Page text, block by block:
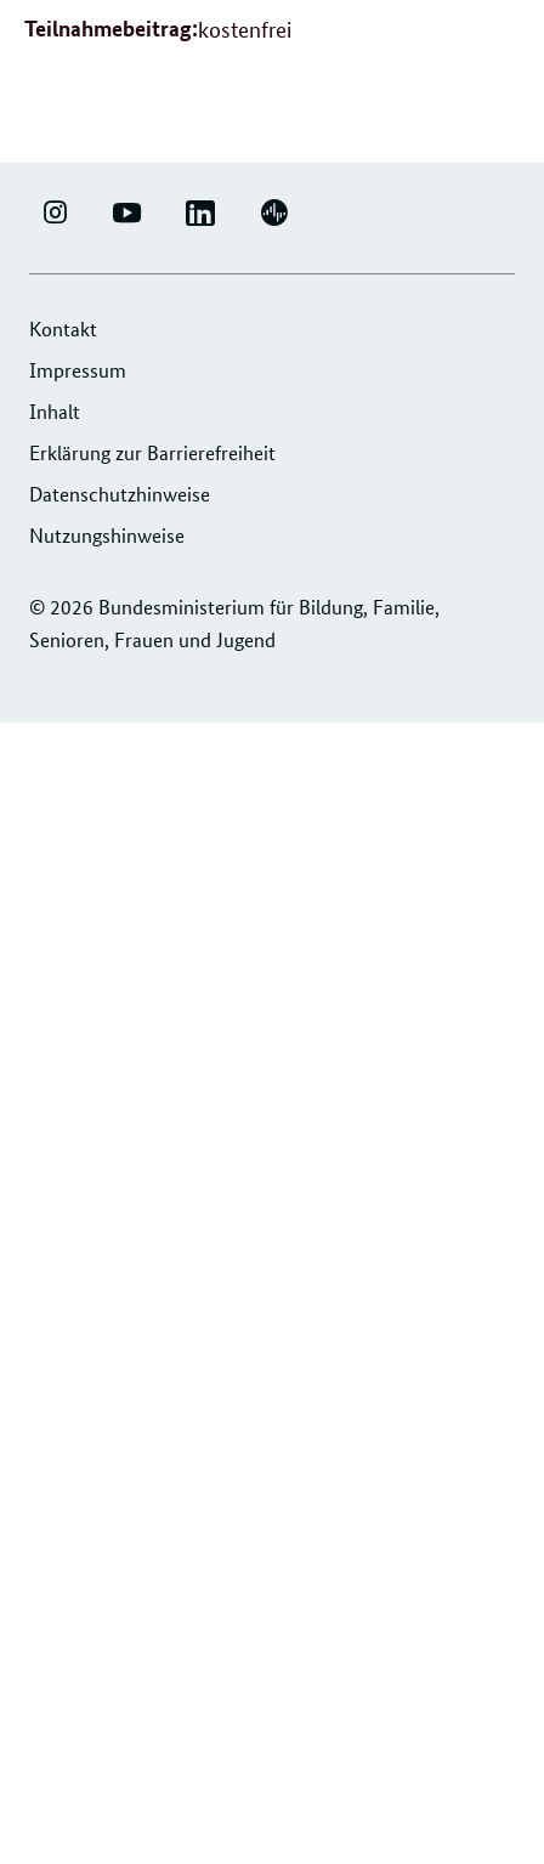
Teilnahmebeitrag:kostenfrei
ERFOLGSFAKTOR
INSTAGRAM
UND
VIDEOS
YOUTUBE LINKEDIN
UNTERNEHMENSNETZWERK
SERVICE
PODIGEE
SERVICE
© 2026 Bundesministerium für Bildung, Familie,
Senioren, Frauen und Jugend
Kontakt
Impressum
Inhalt
Erklärung zur Barrierefreiheit
Datenschutzhinweise
Nutzungshinweise